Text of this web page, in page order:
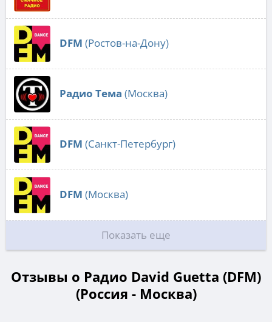
DFM (Ростов-на-Дону)
Радио Тема (Москва)
DFM (Санкт-Петербург)
DFM (Москва)
Показать еще
Отзывы о Радио David Guetta (DFM)
(Россия - Москва)